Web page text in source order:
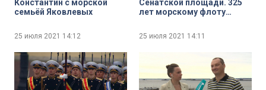
Константин с морской
семьёй Яковлевых
25 июля 2021 14:12
Сенатской площади. 325
лет морскому флоту
25 июля 2021 14:11